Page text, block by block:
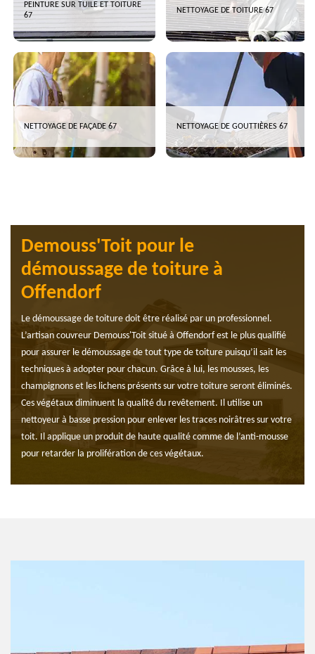
PEINTURE SUR TUILE ET TOITURE
67
NETTOYAGE DE TOITURE 67
NETTOYAGE DE FAÇADE 67 NETTOYAGE DE GOUTTIÈRES 67
Demouss'Toit pour le
démoussage de toiture à
Offendorf
Le démoussage de toiture doit être réalisé par un professionnel.
L’artisan couvreur Demouss'Toit situé à Offendorf est le plus qualifié
pour assurer le démoussage de tout type de toiture puisqu’il sait les
techniques à adopter pour chacun. Grâce à lui, les mousses, les
champignons et les lichens présents sur votre toiture seront éliminés.
Ces végétaux diminuent la qualité du revêtement. Il utilise un
nettoyeur à basse pression pour enlever les traces noirâtres sur votre
toit. Il applique un produit de haute qualité comme de l’anti-mousse
pour retarder la prolifération de ces végétaux.